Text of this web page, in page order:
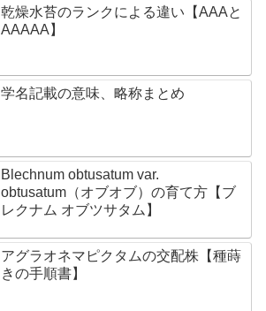
乾燥水苔のランクによる違い【AAAと
AAAAA】
学名記載の意味、略称まとめ
Blechnum obtusatum var.
obtusatum（オブオブ）の育て方【ブ
レクナム オブツサタム】
アグラオネマピクタムの交配株【種蒔
きの手順書】